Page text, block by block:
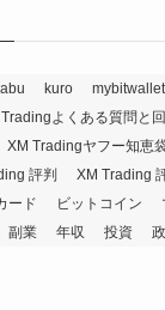
kuro mybitwallet
よくある質問と
XM Tradingヤフー知恵
評判 XM Trading
ード ビットコイン
副業 年収 投資